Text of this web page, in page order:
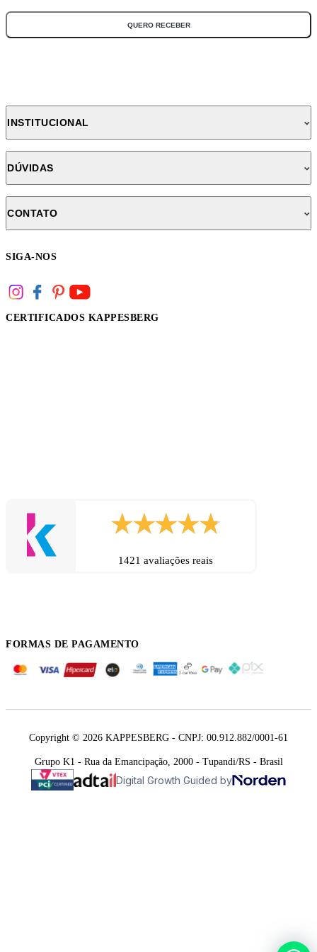
QUERO RECEBER
INSTITUCIONAL
DÚVIDAS
CONTATO
SIGA-NOS
CERTIFICADOS KAPPESBERG
1421 avaliações reais
FORMAS DE PAGAMENTO
Copyright © 2026 KAPPESBERG - CNPJ: 00.912.882/0001-61
Grupo K1 - Rua da Emancipação, 2000 - Tupandi/RS - Brasil
Digital Growth Guided by